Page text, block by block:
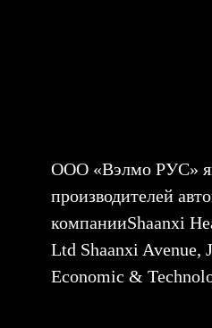
ООО «Вэлмо РУС»
производителей
компанииShaanxi
Ltd Shaanxi Avenue,
Economic &